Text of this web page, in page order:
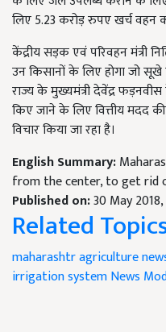
लिए 5.23 करोड़ रुपए खर्च वहन
केंद्रीय सड़क एवं परिवहन मंत्री
उन किसानों के लिए होगा जो
राज्य के मुख्यमंत्री देवेंद्र
किए जाने के लिए वित्तीय मदद
विचार किया जा रहा है।
English Summary:
from the center, to get rid
Published on:30 May
Related
maharashtr agriculture
irrigation systemNews